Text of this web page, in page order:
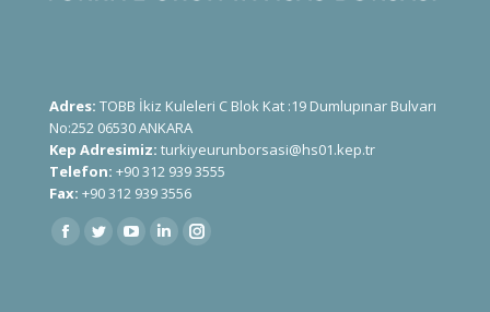
Adres: TOBB İkiz Kuleleri C Blok Kat :19 Dumlupınar Bulvarı
No:252 06530 ANKARA
Kep Adresimiz: turkiyeurunborsasi@hs01.kep.tr
Telefon: +90 312 939 3555
Fax: +90 312 939 3556
Find us on: